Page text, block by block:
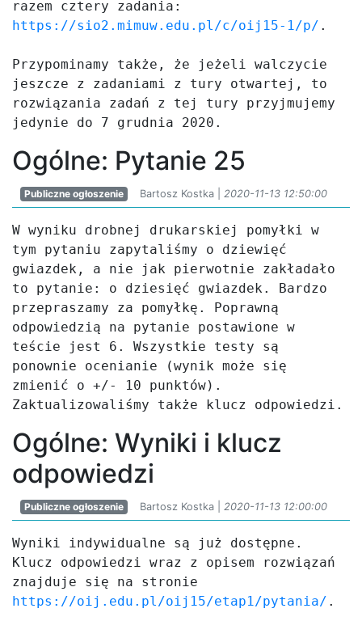
https://sio2.mimuw.edu.pl/c/oij15-1/p/ .
Przypominamy także, że jeżeli walczycie
jeszcze z zadaniami z tury otwartej, to
rozwiązania zadań z tej tury przyjmujemy
jedynie do 7 grudnia 2020.
Ogólne: Pytanie 25
Publiczne ogłoszenie Bartosz Kostka | 2020-11-13 12:50:00
W wyniku drobnej drukarskiej pomyłki w
tym pytaniu zapytaliśmy o dziewięć
gwiazdek, a nie jak pierwotnie zakładało
to pytanie: o dziesięć gwiazdek. Bardzo
przepraszamy za pomyłkę. Poprawną
odpowiedzią na pytanie postawione w
teście jest 6. Wszystkie testy są
ponownie ocenianie (wynik może się
zmienić o +/- 10 punktów).
Zaktualizowaliśmy także klucz odpowiedzi.
Ogólne: Wyniki i klucz
odpowiedzi
Publiczne ogłoszenie Bartosz Kostka | 2020-11-13 12:00:00
Wyniki indywidualne są już dostępne.
Klucz odpowiedzi wraz z opisem rozwiązań
https://oij.edu.pl/oij15/etap1/pytania/ .